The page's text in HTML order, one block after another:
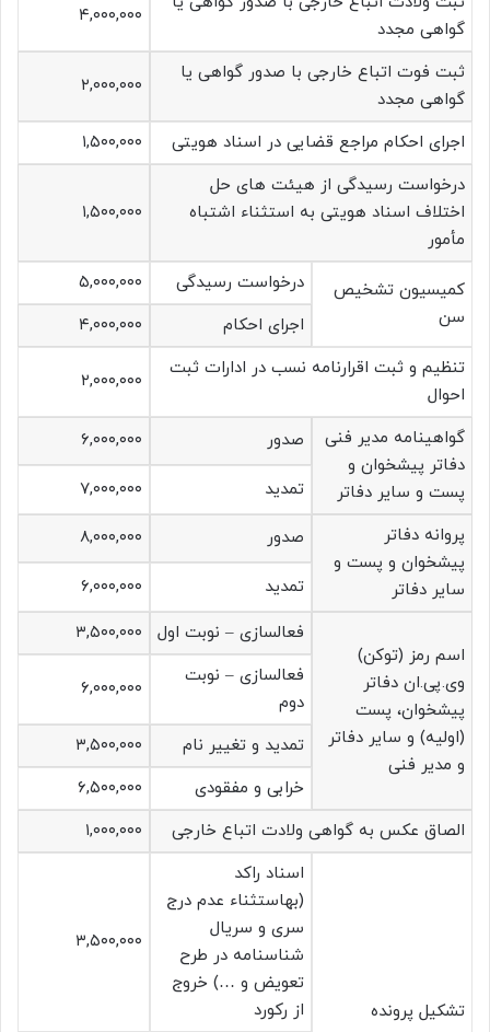
گواهی مجدد
۴,۰۰۰,۰۰۰
ثبت فوت اتباع خارجی با صدور گواهی یا
گواهی مجدد
۲,۰۰۰,۰۰۰
اجرای احکام مراجع قضایی در اسناد هویتی
۱,۵۰۰,۰۰۰
درخواست رسیدگی از هیئت های حل
اختلاف اسناد هویتی به استثناء اشتباه
مأمور
۱,۵۰۰,۰۰۰
کمیسیون تشخیص
سن
درخواست رسیدگی
۵,۰۰۰,۰۰۰
اجرای احکام
۴,۰۰۰,۰۰۰
تنظیم و ثبت اقرارنامه نسب در ادارات ثبت
احوال
۲,۰۰۰,۰۰۰
گواهینامه مدیر فنی
دفاتر پیشخوان و
پست و سایر دفاتر
صدور ۶,۰۰۰,۰۰۰
تمدید
۷,۰۰۰,۰۰۰
پروانه دفاتر
پیشخوان و پست و
سایر دفاتر
صدور ۸,۰۰۰,۰۰۰
تمدید ۶,۰۰۰,۰۰۰
اسم رمز (توکن)
وی.پی.ان دفاتر
پیشخوان، پست
(اولیه) و سایر دفاتر
و مدیر فنی
فعالسازی – نوبت اول
۳,۵۰۰,۰۰۰
فعالسازی – نوبت
دوم
۶,۰۰۰,۰۰۰
تمدید و تغییر نام
۳,۵۰۰,۰۰۰
خرابی و مفقودی
۶,۵۰۰,۰۰۰
الصاق عکس به گواهی ولادت اتباع خارجی
۱,۰۰۰,۰۰۰
تشکیل پرونده
اسناد راکد
(بهاستثناء عدم درج
سری و سریال
شناسنامه در طرح
تعویض و …) خروج
از رکورد
۳,۵۰۰,۰۰۰